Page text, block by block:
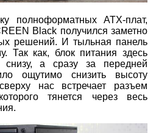
полноформатных ATX-плат,
Black получился заметно
решений. И тыльная панель
Так как, блок питания здесь
а сразу за передней
ощутимо снизить высоту
нас встречает разъем
тянется через весь